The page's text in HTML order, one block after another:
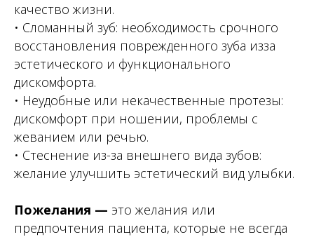
качество жизни.
• Сломанный зуб: необходимость срочного
восстановления поврежденного зуба изза
эстетического и функционального
дискомфорта.
• Неудобные или некачественные протезы:
дискомфорт при ношении, проблемы с
жеванием или речью.
• Стеснение из-за внешнего вида зубов:
желание улучшить эстетический вид улыбки.
Пожелания — это желания или
предпочтения пациента, которые не всегда